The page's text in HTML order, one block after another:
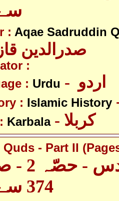
سے
: Aqae Sadruddin
:
: Urdu
: Islamic History
Karbala - کربلا
Quds - Part II
ریاض
374 سے 800